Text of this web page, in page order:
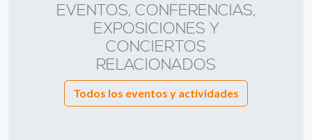
EVENTOS, CONFERENCIAS,
EXPOSICIONES Y
CONCIERTOS
RELACIONADOS
Todos los eventos y actividades